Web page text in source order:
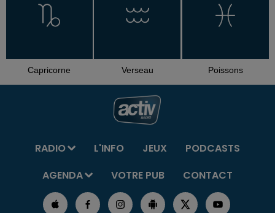
Capricorne Verseau Poissons
RADIO L'INFO JEUX
PODCASTS
AGENDA
VOTRE PUB CONTACT